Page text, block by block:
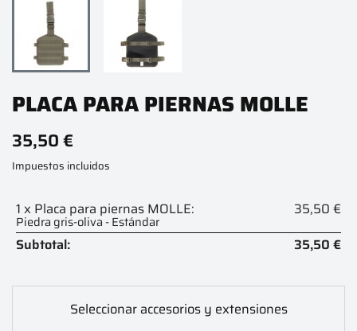
PLACA PARA PIERNAS MOLLE
35,50 €
Impuestos incluidos
1 x Placa para piernas MOLLE:
Piedra gris-oliva - Estándar
35,50 €
Subtotal:
35,50 €
Seleccionar accesorios y extensiones